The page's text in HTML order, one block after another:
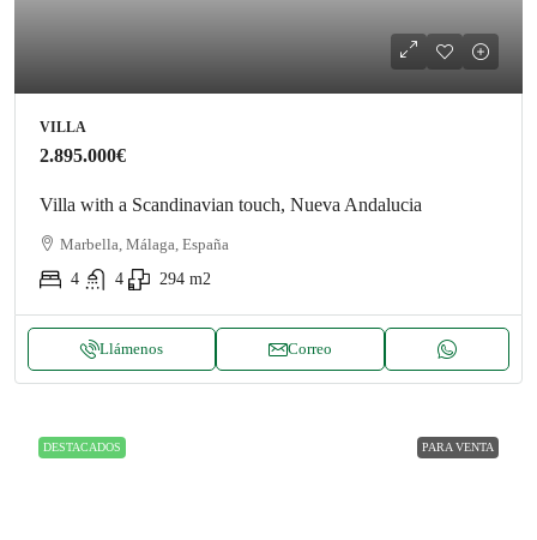
VILLA
2.895.000€
Villa with a Scandinavian touch, Nueva Andalucia
Marbella, Málaga, España
4
4 294 m2
Llámenos Correo
DESTACADOS PARA VENTA